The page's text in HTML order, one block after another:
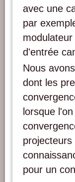
avec une
par
d'entrée
Nous
dont les
lorsque
pour un